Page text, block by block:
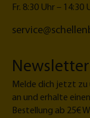
Fr. 8:30 Uhr – 14:30
Melde dich jetzt zu
an und erhalte
Bestellung ab 25€